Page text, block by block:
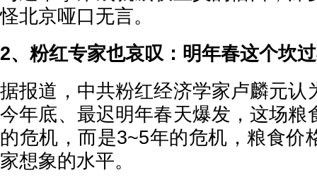
怪北京哑口无言。
2、粉红专家也哀叹：明年春这个坎
据报道，中共粉红经济学家卢麟元认
今年底、最迟明年春天爆发，这场粮
的危机，而是3~5年的危机，粮食价
家想象的水平。